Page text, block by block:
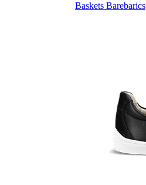
Baskets Barebarics